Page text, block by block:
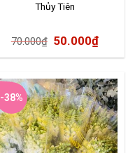
Thủy Tiên
70.000₫ 50.000₫
-38%